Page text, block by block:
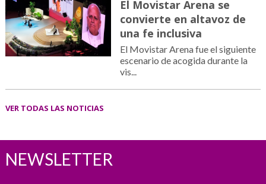
El Movistar Arena se
convierte en altavoz de
una fe inclusiva
El Movistar Arena fue el siguiente
escenario de acogida durante la
vis...
VER TODAS LAS NOTICIAS
NEWSLETTER